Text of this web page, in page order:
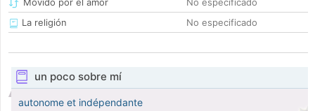
La religión
No especificado
un poco sobre mí
autonome et indépendante